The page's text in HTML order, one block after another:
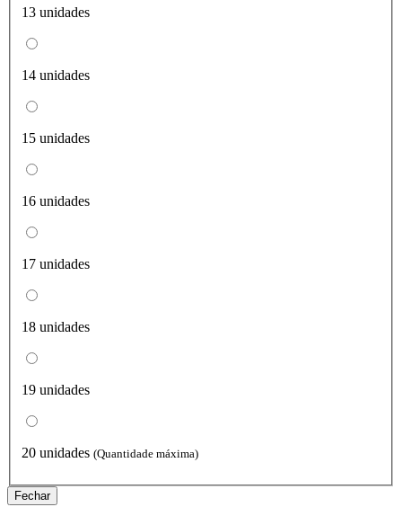
13 unidades
14 unidades
15 unidades
16 unidades
17 unidades
18 unidades
19 unidades
20 unidades (Quantidade máxima)
Fechar